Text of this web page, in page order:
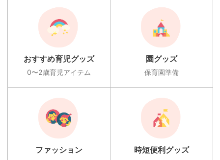
おすすめ育児グッズ
0〜2歳育児アイテム
園グッズ
保育園準備
ファッション 時短便利グッズ